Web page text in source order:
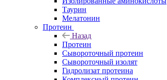
Таурин
Мелатонин
Протеин
Назад
Протеин
Сывороточный протеин
Сывороточный изолят
Гидролизат протеина